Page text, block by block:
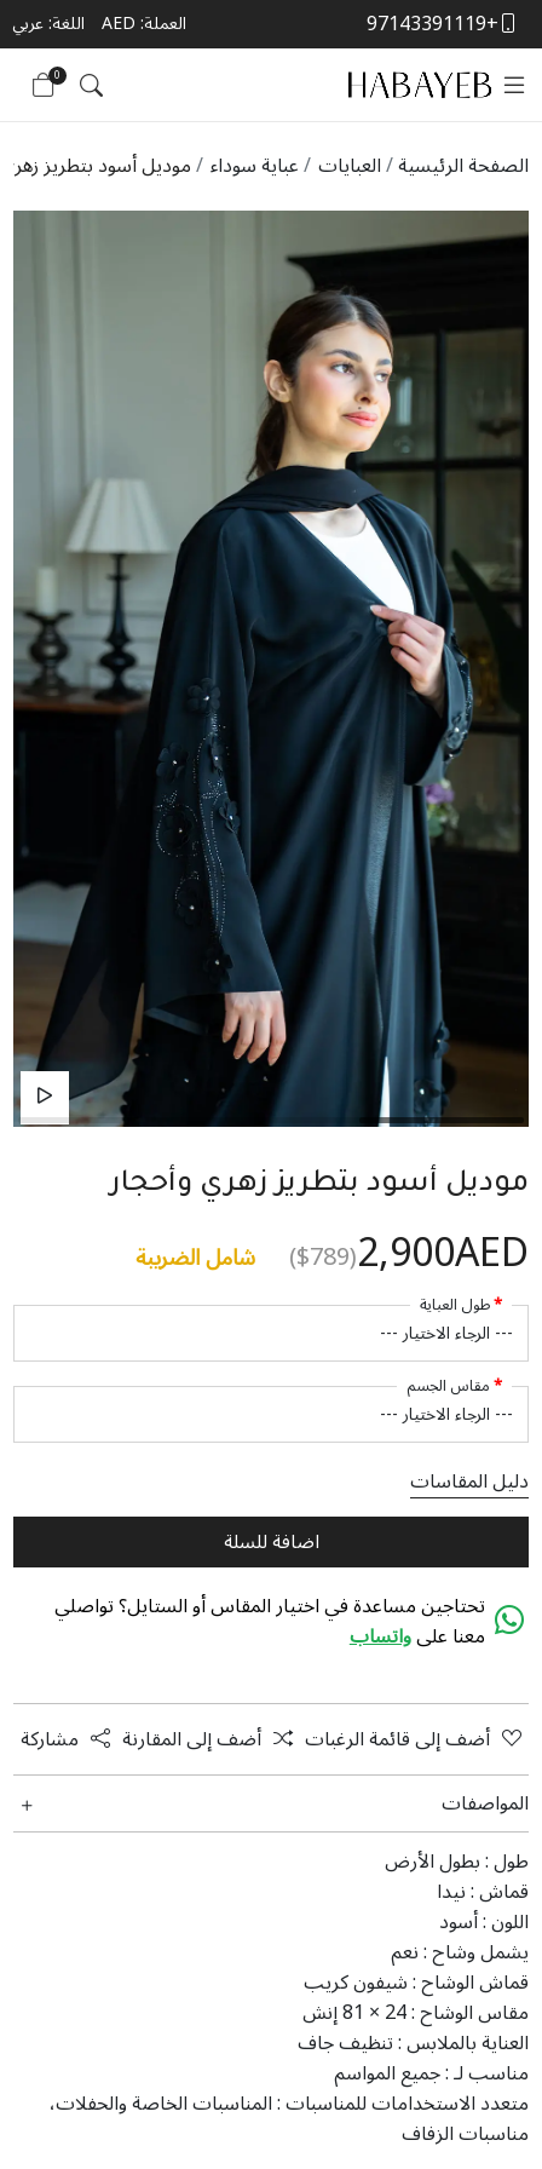
+97143391119 العملة:AED اللغة: عربي
0
الصفحة الرئيسية العبايات عباية سوداء موديل أسود بتطريز
موديل أسود بتطريز زهري وأحجار
2,900AED
($789) شامل الضريبة
طول العباية
مقاس الجسم
دليل المقاسات
اضافة للسلة
تحتاجين مساعدة في اختيار المقاس أو الستايل؟ تواصلي
معنا علىواتساب
أضف إلى قائمة الرغبات أضف إلى المقارنة
مشاركة
المواصفات
طول :بطول الأرض
قماش :نيدا
اللون :أسود
يشمل وشاح :نعم
قماش الوشاح :شيفون كريب
مقاس الوشاح :24 × 81 إنش
العناية بالملابس :تنظيف جاف
مناسب لـ :جميع المواسم
متعدد الاستخدامات للمناسبات :المناسبات الخاصة والحفلات،
مناسبات الزفاف